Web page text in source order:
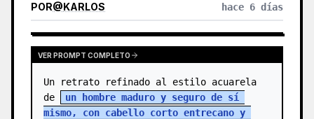
POR@KARLOS hace 6 días
VER PROMPT COMPLETO
Un retrato refinado al estilo acuarela
de
un hombre maduro y seguro de sí
mismo, con cabello corto entrecano y